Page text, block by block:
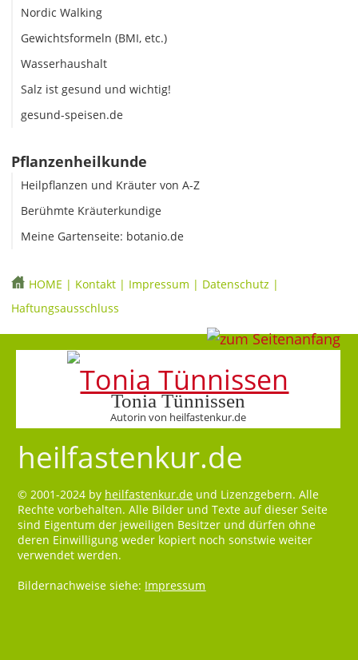
Nordic Walking
Gewichtsformeln (BMI, etc.)
Wasserhaushalt
Salz ist gesund und wichtig!
gesund-speisen.de
Pflanzenheilkunde
Heilpflanzen und Kräuter von A-Z
Berühmte Kräuterkundige
Meine Gartenseite: botanio.de
HOME | Kontakt | Impressum | Datenschutz |
Haftungsausschluss
Tonia Tünnissen
Autorin von heilfastenkur.de
heilfastenkur.de
© 2001-2024 by heilfastenkur.de und Lizenzgebern. Alle
Rechte vorbehalten. Alle Bilder und Texte auf dieser Seite
sind Eigentum der jeweiligen Besitzer und dürfen ohne
deren Einwilligung weder kopiert noch sonstwie weiter
verwendet werden.
Bildernachweise siehe: Impressum